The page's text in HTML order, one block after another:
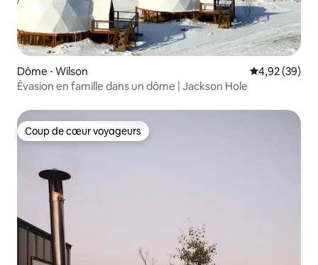
Dôme ⋅ Wilson Évaluation
4,92 (39)
Évasion en famille dans un dôme | Jackson Hole
Coup de cœur voyageurs
Coup de cœur voyageurs